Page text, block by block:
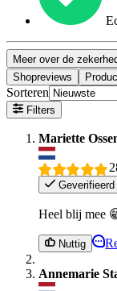
Meer over de
Shopreviews
Sorteren
Filters
Mariette
Geverifieerd
Heel blij mee
Nuttig
Annemarie